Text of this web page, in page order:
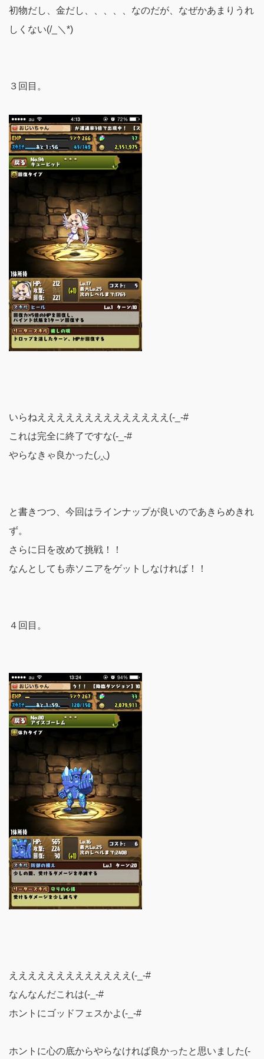
初物だし、金だし、、、、、なのだが、なぜかあまりうれ
しくない(/_＼*)
３回目。
いらねええええええええええええええ(-_-#
これは完全に終了ですな(-_-#
やらなきゃ良かった(◞‸◟)
と書きつつ、今回はラインナップが良いのであきらめきれ
ず。
さらに日を改めて挑戦！！
なんとしても赤ソニアをゲットしなければ！！
４回目。
えええええええええええええ(-_-#
なんなんだこれは(-_-#
ホントにゴッドフェスかよ(-_-#
ホントに心の底からやらなければ良かったと思いました(-